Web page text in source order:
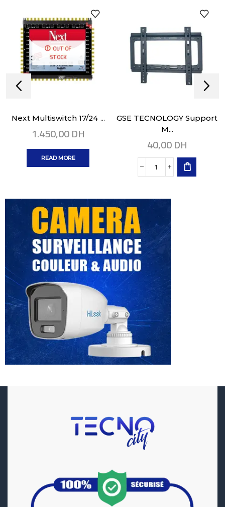
OUT OF
STOCK
Next Multiswitch 17/24 ...
1.450,00DH
READ MORE
GSE TECNOLOGY Support
M...
40,00DH